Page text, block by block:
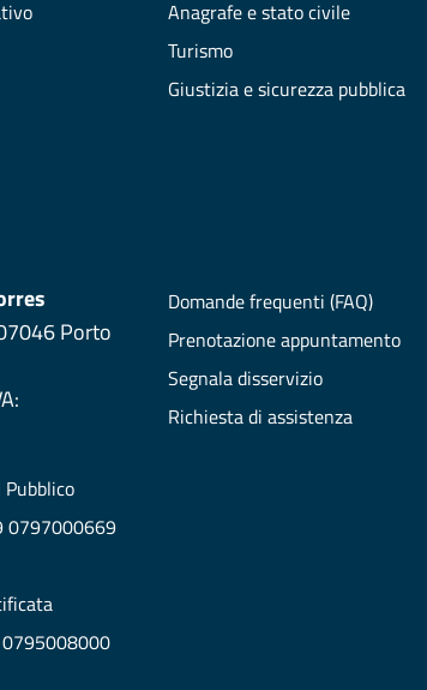
Anagrafe e stato civile
Turismo
Giustizia e sicurezza pubblica
Porto
0797000669
Domande frequenti (FAQ)
Prenotazione appuntamento
Segnala disservizio
Richiesta di assistenza